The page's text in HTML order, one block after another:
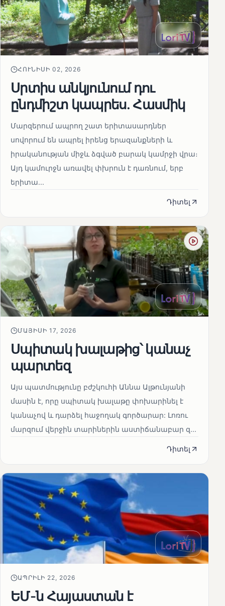
ՀՈՒՆԻՍԻ 02, 2026
Սրտիս անկյունում դու
ընդմիշտ կապրես. Հասմիկ
Մարզերում ապրող շատ երիտասարդներ
սովորում են ապրել իրենց երազանքների և
իրականության միջև ձգված բարակ կամրջի վրա։
Այդ կամուրջն առավել փխրուն է դառնում, երբ
երիտա...
Դիտել
ՄԱՅԻՍԻ 17, 2026
Սպիտակ խալաթից՝ կանաչ
պարտեզ
Այս պատմությունը բժշկուհի Աննա Ալթունյանի
մասին է, որը սպիտակ խալաթը փոխարինել է
կանաչով և դարձել հաջողակ գործարար: Լոռու
մարզում վերջին տարիներին աստիճանաբար զ...
Դիտել
ԱՊՐԻԼԻ 22, 2026
ԵՄ-ն Հայաստան է